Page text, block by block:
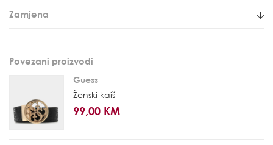
Zamjena
Povezani proizvodi
Guess
Ženski kaiš
99,00 KM